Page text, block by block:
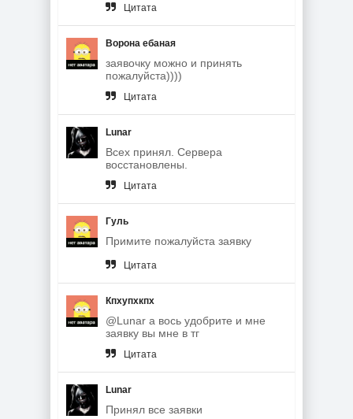
Цитата
Ворона ебаная
заявочку можно и принять
пожалуйста))))
Цитата
Lunar
Всех принял. Сервера
восстановлены.
Цитата
Гуль
Примите пожалуйста заявку
Цитата
Кпхупхкпх
@Lunar а вось удобрите и мне
заявку вы мне в тг
Цитата
Lunar
Принял все заявки